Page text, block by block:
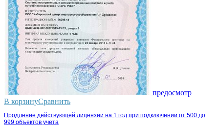
предосмотр
В корзинуСравнить
Продление действующей лицензии на 1 год при подключении от 500 до
999 объектов учета